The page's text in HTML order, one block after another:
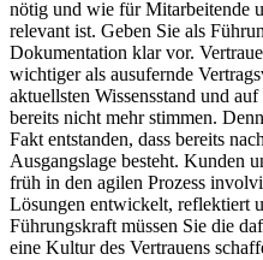
nötig und wie für Mitarbeitende
relevant ist. Geben Sie als
Dokumentation klar vor.
wichtiger als ausufernde
aktuellsten Wissensstand und
bereits nicht mehr stimmen.
Fakt entstanden, dass bereits
Ausgangslage besteht. Kunden
früh in den agilen Prozess
Lösungen entwickelt, reflektiert
Führungskraft müssen Sie die
eine Kultur des Vertrauens